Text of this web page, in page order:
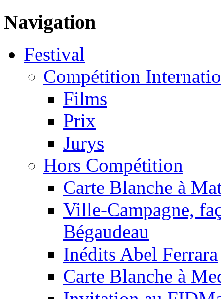
Navigation
Festival
Compétition
Films
Prix
Jurys
Hors Compétition
Carte Blanche à
Ville-Campagne,
Bégaudeau
Inédits Abel Ferrara
Carte Blanche à